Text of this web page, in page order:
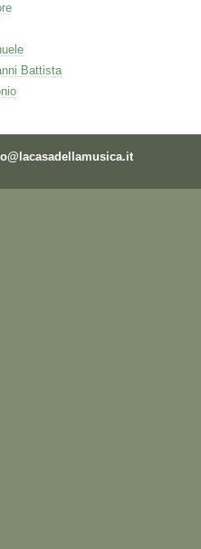
Battista